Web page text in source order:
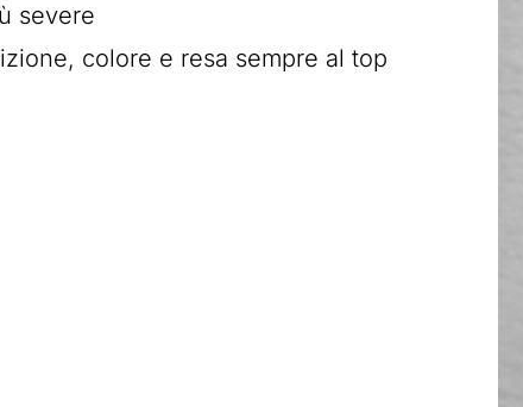
severe
colore e resa sempre al top